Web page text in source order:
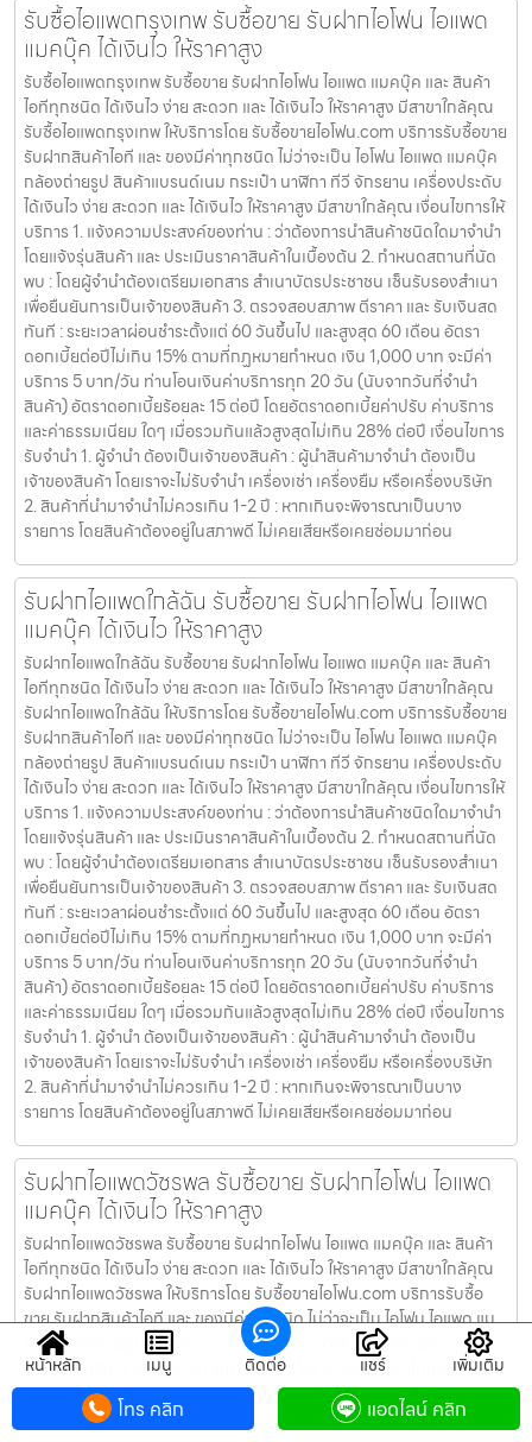
รับซื้อไอแพดกรุงเทพ รับซื้อขาย รับฝากไอโฟน ไอแพด
แมคบุ๊ค ได้เงินไว ให้ราคาสูง
รับซื้อไอแพดกรุงเทพ รับซื้อขาย รับฝากไอโฟน ไอแพด แมคบุ๊ค และ สินค้า
ไอทีทุกชนิด ได้เงินไว ง่าย สะดวก และ ได้เงินไว ให้ราคาสูง มีสาขาใกล้คุณ
รับซื้อไอแพดกรุงเทพ ให้บริการโดย รับซื้อขายไอโฟน.com บริการรับซื้อขาย
รับฝากสินค้าไอที และ ของมีค่าทุกชนิด ไม่ว่าจะเป็น ไอโฟน ไอแพด แมคบุ๊ค
กล้องถ่ายรูป สินค้าแบรนด์เนม กระเป๋า นาฬิกา ทีวี จักรยาน เครื่องประดับ
ได้เงินไว ง่าย สะดวก และ ได้เงินไว ให้ราคาสูง มีสาขาใกล้คุณ เงื่อนไขการให้
บริการ 1. แจ้งความประสงค์ของท่าน : ว่าต้องการนำสินค้าชนิดใดมาจำนำ
โดยแจ้งรุ่นสินค้า และ ประเมินราคาสินค้าในเบื้องต้น 2. กำหนดสถานที่นัด
พบ : โดยผู้จำนำต้องเตรียมเอกสาร สำเนาบัตรประชาชน เซ็นรับรองสำเนา
เพื่อยืนยันการเป็นเจ้าของสินค้า 3. ตรวจสอบสภาพ ตีราคา และ รับเงินสด
ทันที : ระยะเวลาผ่อนชำระตั้งแต่ 60 วันขึ้นไป และสูงสุด 60 เดือน อัตรา
ดอกเบี้ยต่อปีไม่เกิน 15% ตามที่กฏหมายกำหนด เงิน 1,000 บาท จะมีค่า
บริการ 5 บาท/วัน ท่านโอนเงินค่าบริการทุก 20 วัน (นับจากวันที่จำนำ
สินค้า) อัตราดอกเบี้ยร้อยละ 15 ต่อปี โดยอัตราดอกเบี้ยค่าปรับ ค่าบริการ
และค่าธรรมเนียม ใดๆ เมื่อรวมกันแล้วสูงสุดไม่เกิน 28% ต่อปี เงื่อนไขการ
รับจำนำ 1. ผู้จำนำ ต้องเป็นเจ้าของสินค้า : ผู้นำสินค้ามาจำนำ ต้องเป็น
เจ้าของสินค้า โดยเราจะไม่รับจำนำ เครื่องเช่า เครื่องยืม หรือเครื่องบริษัท
2. สินค้าที่นำมาจำนำไม่ควรเกิน 1-2 ปี : หากเกินจะพิจารณาเป็นบาง
รายการ โดยสินค้าต้องอยู่ในสภาพดี ไม่เคยเสียหรือเคยซ่อมมาก่อน
รับฝากไอแพดใกล้ฉัน รับซื้อขาย รับฝากไอโฟน ไอแพด
แมคบุ๊ค ได้เงินไว ให้ราคาสูง
รับฝากไอแพดใกล้ฉัน รับซื้อขาย รับฝากไอโฟน ไอแพด แมคบุ๊ค และ สินค้า
ไอทีทุกชนิด ได้เงินไว ง่าย สะดวก และ ได้เงินไว ให้ราคาสูง มีสาขาใกล้คุณ
รับฝากไอแพดใกล้ฉัน ให้บริการโดย รับซื้อขายไอโฟน.com บริการรับซื้อขาย
รับฝากสินค้าไอที และ ของมีค่าทุกชนิด ไม่ว่าจะเป็น ไอโฟน ไอแพด แมคบุ๊ค
กล้องถ่ายรูป สินค้าแบรนด์เนม กระเป๋า นาฬิกา ทีวี จักรยาน เครื่องประดับ
ได้เงินไว ง่าย สะดวก และ ได้เงินไว ให้ราคาสูง มีสาขาใกล้คุณ เงื่อนไขการให้
บริการ 1. แจ้งความประสงค์ของท่าน : ว่าต้องการนำสินค้าชนิดใดมาจำนำ
โดยแจ้งรุ่นสินค้า และ ประเมินราคาสินค้าในเบื้องต้น 2. กำหนดสถานที่นัด
พบ : โดยผู้จำนำต้องเตรียมเอกสาร สำเนาบัตรประชาชน เซ็นรับรองสำเนา
เพื่อยืนยันการเป็นเจ้าของสินค้า 3. ตรวจสอบสภาพ ตีราคา และ รับเงินสด
ทันที : ระยะเวลาผ่อนชำระตั้งแต่ 60 วันขึ้นไป และสูงสุด 60 เดือน อัตรา
ดอกเบี้ยต่อปีไม่เกิน 15% ตามที่กฏหมายกำหนด เงิน 1,000 บาท จะมีค่า
บริการ 5 บาท/วัน ท่านโอนเงินค่าบริการทุก 20 วัน (นับจากวันที่จำนำ
สินค้า) อัตราดอกเบี้ยร้อยละ 15 ต่อปี โดยอัตราดอกเบี้ยค่าปรับ ค่าบริการ
และค่าธรรมเนียม ใดๆ เมื่อรวมกันแล้วสูงสุดไม่เกิน 28% ต่อปี เงื่อนไขการ
รับจำนำ 1. ผู้จำนำ ต้องเป็นเจ้าของสินค้า : ผู้นำสินค้ามาจำนำ ต้องเป็น
เจ้าของสินค้า โดยเราจะไม่รับจำนำ เครื่องเช่า เครื่องยืม หรือเครื่องบริษัท
2. สินค้าที่นำมาจำนำไม่ควรเกิน 1-2 ปี : หากเกินจะพิจารณาเป็นบาง
รายการ โดยสินค้าต้องอยู่ในสภาพดี ไม่เคยเสียหรือเคยซ่อมมาก่อน
รับฝากไอแพดวัชรพล รับซื้อขาย รับฝากไอโฟน ไอแพด
แมคบุ๊ค ได้เงินไว ให้ราคาสูง
รับฝากไอแพดวัชรพล รับซื้อขาย รับฝากไอโฟน ไอแพด แมคบุ๊ค และ สินค้า
ไอทีทุกชนิด ได้เงินไว ง่าย สะดวก และ ได้เงินไว ให้ราคาสูง มีสาขาใกล้คุณ
รับฝากไอแพดวัชรพล ให้บริการโดย รับซื้อขายไอโฟน.com บริการรับซื้อ
ขาย รับฝากสินค้าไอที และ ของมีค่าทุกชนิด ไม่ว่าจะเป็น ไอโฟน ไอแพด แม
คบุ๊ค กล้องถ่ายรูป สินค้าแบรนด์เนม กระเป๋า นาฬิกา ทีวี จักรยาน เครื่อง
ประดับ ได้เงินไว ง่าย สะดวก และ ได้เงินไว ให้ราคาสูง มีสาขาใกล้คุณ
เงื่อนไขการให้บริการ 1. แจ้งความประสงค์ของท่าน : ว่าต้องการนำสินค้า
ชนิดใดมาจำนำ โดยแจ้งรุ่นสินค้า และ ประเมินราคาสินค้าในเบื้องต้น 2.
หน้าหลัก เมนู ติดต่อ แชร์ เพิ่มเติม
โทร คลิก แอดไลน์ คลิก